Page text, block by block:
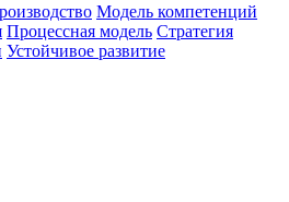
Модель компетенций
Процессная модель Стратегия
Устойчивое развитие